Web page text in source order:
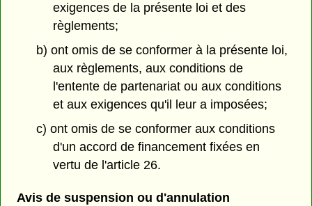
exigences de la présente loi et des
règlements;
b) ont omis de se conformer à la présente loi,
aux règlements, aux conditions de
l'entente de partenariat ou aux conditions
et aux exigences qu'il leur a imposées;
c) ont omis de se conformer aux conditions
d'un accord de financement fixées en
vertu de l'article 26.
Avis de suspension ou d'annulation